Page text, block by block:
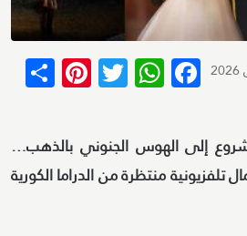
· 30 نيسان/أبريل 2026
Facebook
Twitter
إلى الهوس الجنوني بالذهب…
لأكثر 10 أعمال تلفزيونية منتظرة من الدراما الكورية